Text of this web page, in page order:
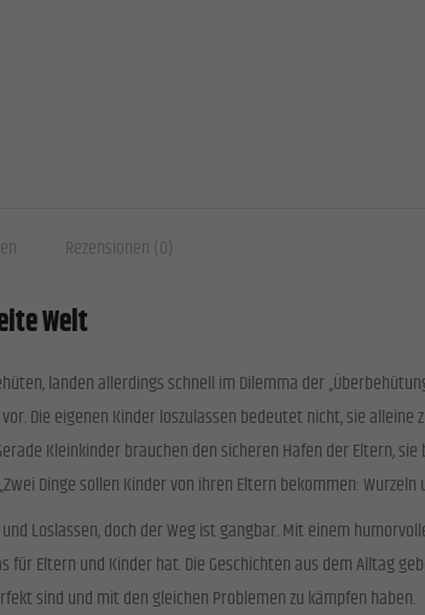
Rezensionen (0)
Welt
landen allerdings schnell im Dilemma der
Die eigenen Kinder loszulassen bedeutet nicht, sie alleine
Kleinkinder brauchen den sicheren Hafen der Eltern,
Dinge sollen Kinder von ihren Eltern bekommen: Wurzeln
Loslassen, doch der Weg ist gangbar. Mit einem
für Eltern und Kinder hat. Die Geschichten aus dem Alltag
sind und mit den gleichen Problemen zu kämpfen haben.
Essenzielle Cookies ermöglichen grundlegende Funktionen
Statistik Cookies erfassen Informationen anonym. Diese
Inhalte von Videoplattformen und Social-Media-Plattformen
Medien akzeptiert werden, bedarf der Zugriff auf diese
Cookie-